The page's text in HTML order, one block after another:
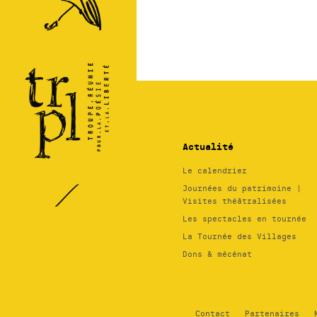
Théâtre
des
Pays de
la
Loire
Actualité
Le calendrier
Journées du patrimoine |
Visites théâtralisées
Les spectacles en tournée
La Tournée des Villages
Dons & mécénat
Contact Partenaires